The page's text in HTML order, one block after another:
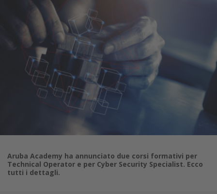
Aruba Academy ha annunciato due corsi formativi per
Technical Operator e per Cyber Security Specialist. Ecco
tutti i dettagli.